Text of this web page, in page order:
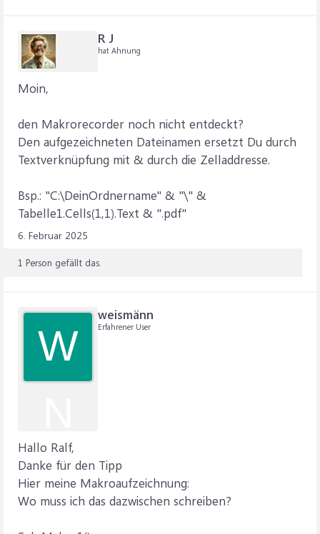
R J
hat Ahnung
Moin,
den Makrorecorder noch nicht entdeckt?
Den aufgezeichneten Dateinamen ersetzt Du durch
Textverknüpfung mit & durch die Zelladdresse.
Bsp.: "C:\DeinOrdnername" & "\" &
Tabelle1.Cells(1,1).Text & ".pdf"
6. Februar 2025
1 Person gefällt das.
W
weismänn
Erfahrener User
Hallo Ralf,
Danke für den Tipp
Hier meine Makroaufzeichnung:
Wo muss ich das dazwischen schreiben?